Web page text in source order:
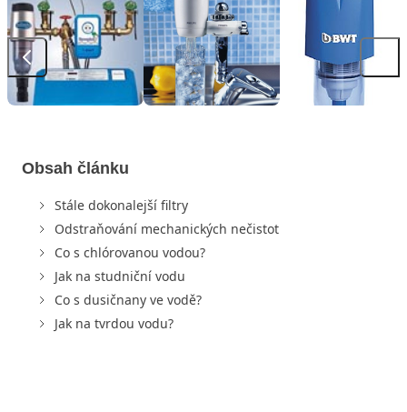
Obsah článku
Stále dokonalejší filtry
Odstraňování mechanických nečistot
Co s chlórovanou vodou?
Jak na studniční vodu
Co s dusičnany ve vodě?
Jak na tvrdou vodu?